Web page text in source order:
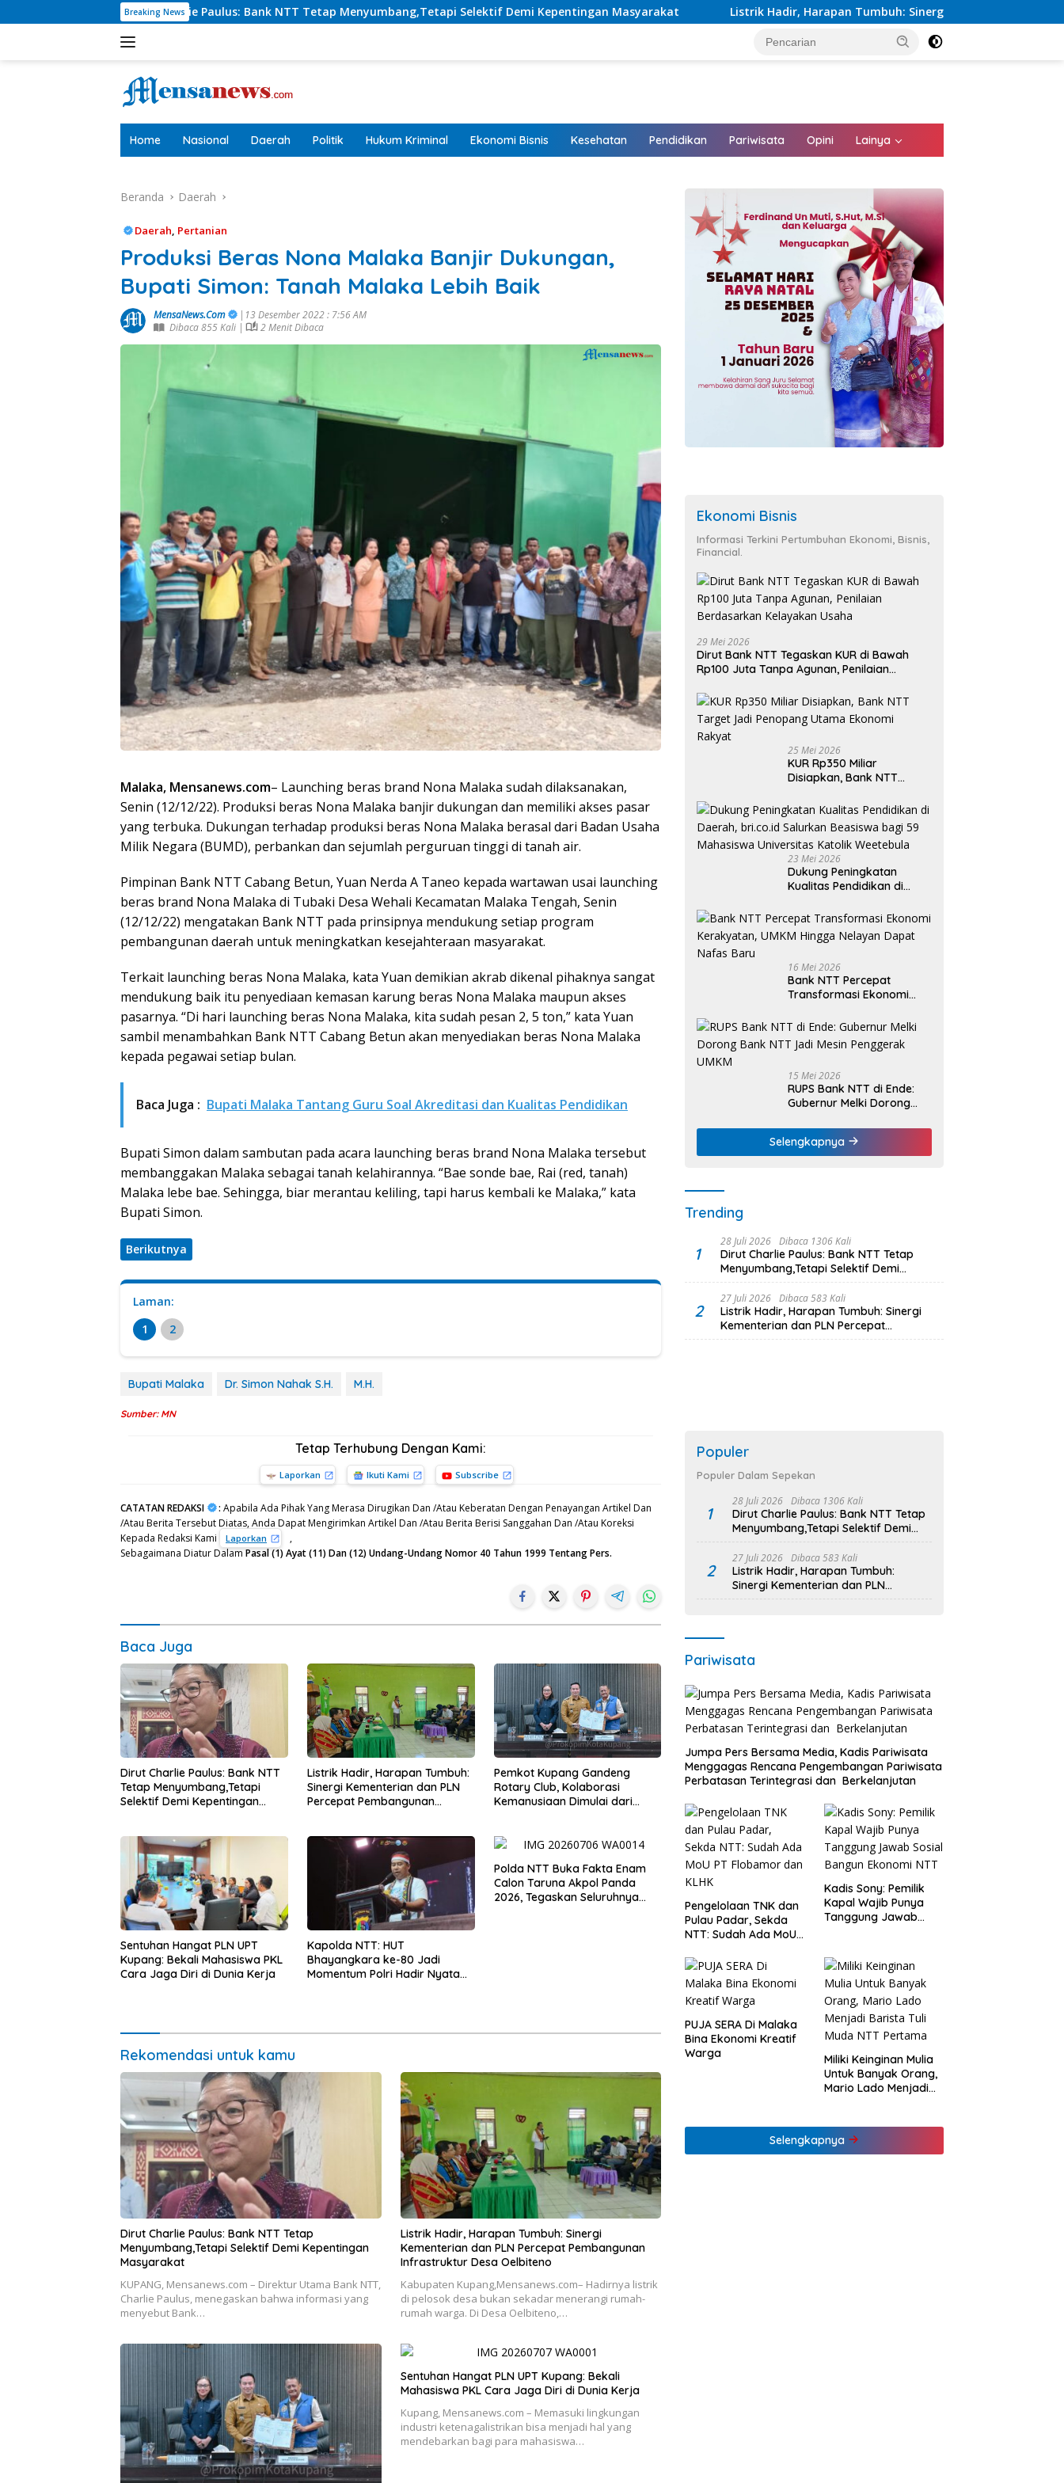
ke
Breaking News
Dirut Charlie Paulus: Bank NTT Tetap Menyumbang,Tetapi Selektif Demi Kepentingan Masyarakat Listrik Hadir, Harapan Tumbuh: Sinergi Kementerian dan PLN Percepat
Home Nasional Daerah Politik Hukum Kriminal Ekonomi Bisnis Kesehatan Pendidikan Pariwisata Opini Lainya
Beranda Daerah
Daerah, Pertanian
Produksi Beras Nona Malaka Banjir Dukungan,
Bupati Simon: Tanah Malaka Lebih Baik
MensaNews.Com
|13 Desember 2022 : 7:56 AM
Dibaca 855 Kali |
2 Menit Dibaca
Malaka, Mensanews.com– Launching beras brand Nona Malaka sudah dilaksanakan,
Senin (12/12/22). Produksi beras Nona Malaka banjir dukungan dan memiliki akses pasar
yang terbuka. Dukungan terhadap produksi beras Nona Malaka berasal dari Badan Usaha
Milik Negara (BUMD), perbankan dan sejumlah perguruan tinggi di tanah air.
Pimpinan Bank NTT Cabang Betun, Yuan Nerda A Taneo kepada wartawan usai launching
beras brand Nona Malaka di Tubaki Desa Wehali Kecamatan Malaka Tengah, Senin
(12/12/22) mengatakan Bank NTT pada prinsipnya mendukung setiap program
pembangunan daerah untuk meningkatkan kesejahteraan masyarakat.
Terkait launching beras Nona Malaka, kata Yuan demikian akrab dikenal pihaknya sangat
mendukung baik itu penyediaan kemasan karung beras Nona Malaka maupun akses
pasarnya. “Di hari launching beras Nona Malaka, kita sudah pesan 2, 5 ton,” kata Yuan
sambil menambahkan Bank NTT Cabang Betun akan menyediakan beras Nona Malaka
kepada pegawai setiap bulan.
Baca Juga : Bupati Malaka Tantang Guru Soal Akreditasi dan Kualitas Pendidikan
Bupati Simon dalam sambutan pada acara launching beras brand Nona Malaka tersebut
membanggakan Malaka sebagai tanah kelahirannya. “Bae sonde bae, Rai (red, tanah)
Malaka lebe bae. Sehingga, biar merantau keliling, tapi harus kembali ke Malaka,” kata
Bupati Simon.
Berikutnya
Laman:
1
2
Bupati Malaka Dr. Simon Nahak S.H. M.H.
Sumber: MN
Tetap Terhubung Dengan Kami:
Laporkan Ikuti Kami Subscribe
CATATAN REDAKSI : Apabila Ada Pihak Yang Merasa Dirugikan Dan /Atau Keberatan Dengan Penayangan Artikel Dan
/Atau Berita Tersebut Diatas, Anda Dapat Mengirimkan Artikel Dan /Atau Berita Berisi Sanggahan Dan /Atau Koreksi
Kepada Redaksi Kami
Laporkan
,
Sebagaimana Diatur DalamPasal (1) Ayat (11) Dan (12) Undang-Undang Nomor 40 Tahun 1999 Tentang Pers.
Baca Juga
Dirut Charlie Paulus: Bank NTT
Tetap Menyumbang,Tetapi
Selektif Demi Kepentingan
Listrik Hadir, Harapan Tumbuh:
Sinergi Kementerian dan PLN
Percepat Pembangunan
Pemkot Kupang Gandeng
Rotary Club, Kolaborasi
Kemanusiaan Dimulai dari
Sentuhan Hangat PLN UPT
Kupang: Bekali Mahasiswa PKL
Cara Jaga Diri di Dunia Kerja
Kapolda NTT: HUT
Bhayangkara ke-80 Jadi
Momentum Polri Hadir Nyata
Polda NTT Buka Fakta Enam
Calon Taruna Akpol Panda
2026, Tegaskan Seluruhnya
Rekomendasi untuk kamu
Dirut Charlie Paulus: Bank NTT Tetap
Menyumbang,Tetapi Selektif Demi Kepentingan
Masyarakat
KUPANG, Mensanews.com – Direktur Utama Bank NTT,
Charlie Paulus, menegaskan bahwa informasi yang
menyebut Bank…
Listrik Hadir, Harapan Tumbuh: Sinergi
Kementerian dan PLN Percepat Pembangunan
Infrastruktur Desa Oelbiteno
Kabupaten Kupang,Mensanews.com– Hadirnya listrik
di pelosok desa bukan sekadar menerangi rumah-
rumah warga. Di Desa Oelbiteno,…
Sentuhan Hangat PLN UPT Kupang: Bekali
Mahasiswa PKL Cara Jaga Diri di Dunia Kerja
Kupang, Mensanews.com – Memasuki lingkungan
industri ketenagalistrikan bisa menjadi hal yang
mendebarkan bagi para mahasiswa…
Ekonomi Bisnis
Informasi Terkini Pertumbuhan Ekonomi, Bisnis,
Financial.
29 Mei 2026
Dirut Bank NTT Tegaskan KUR di Bawah
Rp100 Juta Tanpa Agunan, Penilaian
25 Mei 2026
KUR Rp350 Miliar
Disiapkan, Bank NTT
Utama Ekonomi Rakyat
23 Mei 2026
Dukung Peningkatan
Kualitas Pendidikan di
Beasiswa bagi 59
Mahasiswa Universitas
Katolik Weetebula
16 Mei 2026
Bank NTT Percepat
Transformasi Ekonomi
Nelayan Dapat Nafas
Baru
15 Mei 2026
RUPS Bank NTT di Ende:
Gubernur Melki Dorong
Penggerak UMKM
Selengkapnya
Trending
1
28 Juli 2026 Dibaca 1306 Kali
Dirut Charlie Paulus: Bank NTT Tetap
Menyumbang,Tetapi Selektif Demi
Kepentingan Masyarakat
2
27 Juli 2026 Dibaca 583 Kali
Listrik Hadir, Harapan Tumbuh: Sinergi
Kementerian dan PLN Percepat
Pembangunan Infrastruktur Desa
Populer
Populer Dalam Sepekan
1
28 Juli 2026 Dibaca 1306 Kali
Dirut Charlie Paulus: Bank NTT Tetap
Menyumbang,Tetapi Selektif Demi
Kepentingan Masyarakat
2
27 Juli 2026 Dibaca 583 Kali
Listrik Hadir, Harapan Tumbuh:
Sinergi Kementerian dan PLN
Percepat Pembangunan Infrastruktur
Pariwisata
Jumpa Pers Bersama Media, Kadis Pariwisata
Menggagas Rencana Pengembangan Pariwisata
Perbatasan Terintegrasi dan Berkelanjutan
Pengelolaan TNK dan
Pulau Padar, Sekda
NTT: Sudah Ada MoU
KLHK
Kadis Sony: Pemilik
Kapal Wajib Punya
Tanggung Jawab
PUJA SERA Di Malaka
Bina Ekonomi Kreatif
Warga
Miliki Keinginan Mulia
Untuk Banyak Orang,
Mario Lado Menjadi
Selengkapnya